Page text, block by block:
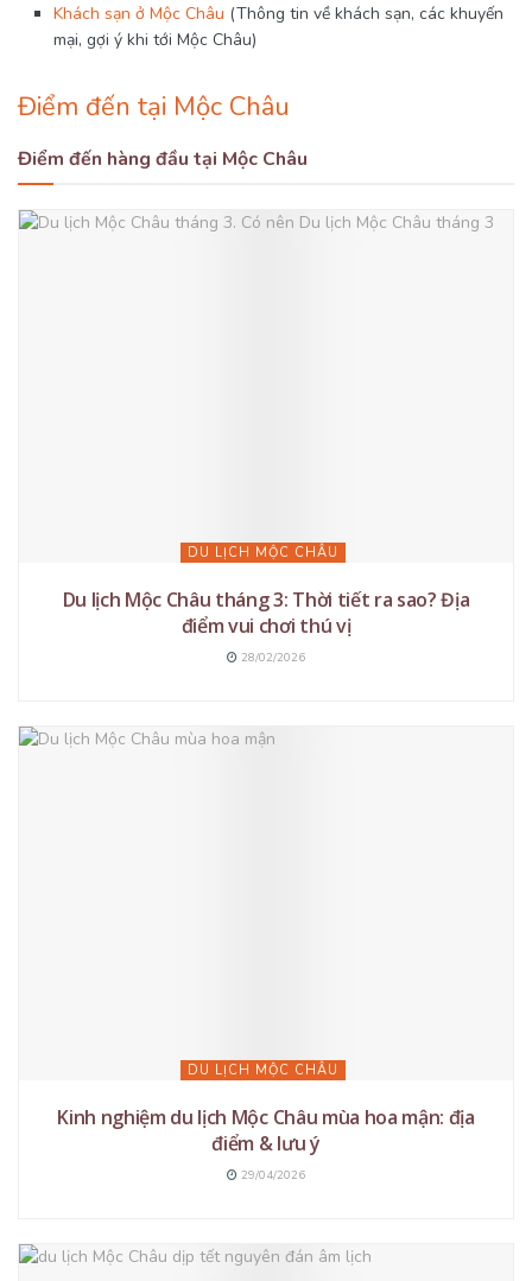
Khách sạn ở Mộc Châu (Thông tin về khách sạn, các khuyến
mại, gợi ý khi tới Mộc Châu)
Điểm đến tại Mộc Châu
Điểm đến hàng đầu tại Mộc Châu
DU LỊCH MỘC CHÂU
Du lịch Mộc Châu tháng 3: Thời tiết ra sao? Địa
điểm vui chơi thú vị
28/02/2026
DU LỊCH MỘC CHÂU
Kinh nghiệm du lịch Mộc Châu mùa hoa mận: địa
điểm & lưu ý
29/04/2026